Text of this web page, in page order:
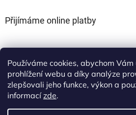
Používáme cookies, abychom
prohlížení webu a díky analýze
zlepšovali jeho funkce, výkon a
informacízde.
Přijímáme online platby